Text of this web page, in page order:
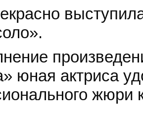
юная актриса
жюри